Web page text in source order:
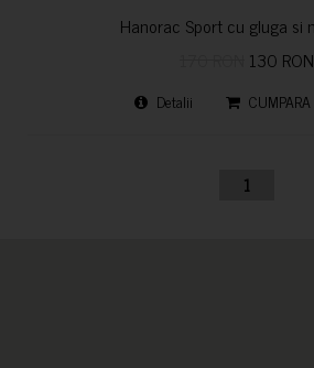
Hanorac Sport cu gluga si
130 RON
Detalii CUMPARA
1